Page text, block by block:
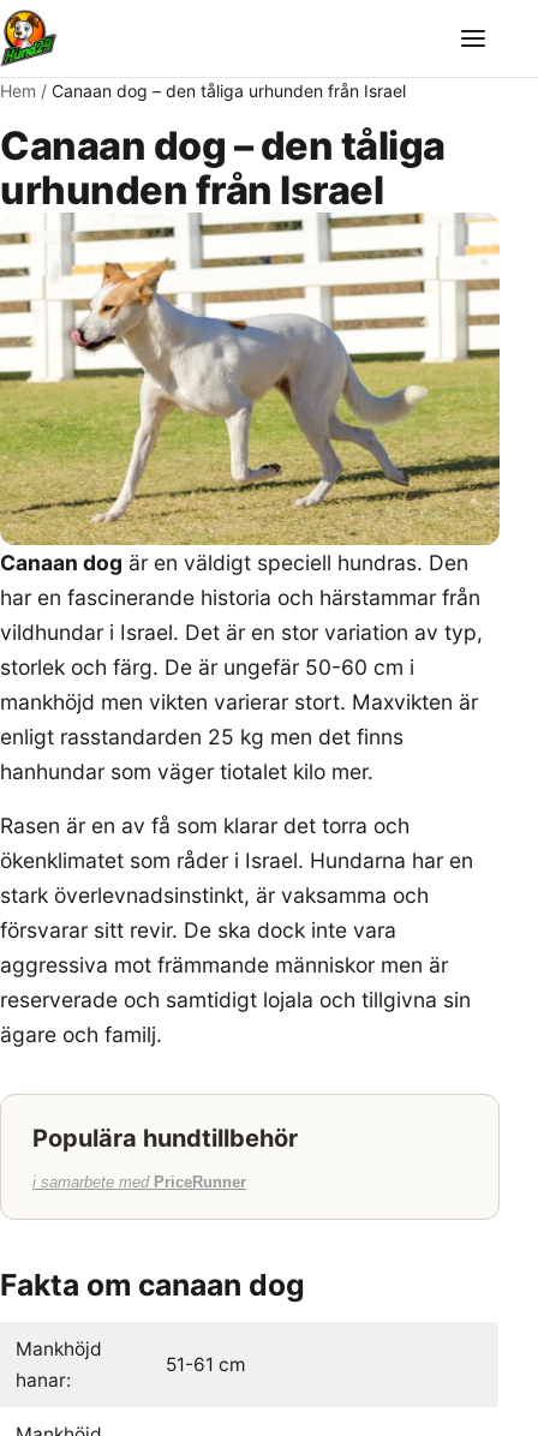
Meny
Hem / Canaan dog – den tåliga urhunden från Israel
Canaan dog – den tåliga
urhunden från Israel
Canaan dog är en väldigt speciell hundras. Den
har en fascinerande historia och härstammar från
vildhundar i Israel. Det är en stor variation av typ,
storlek och färg. De är ungefär 50-60 cm i
mankhöjd men vikten varierar stort. Maxvikten är
enligt rasstandarden 25 kg men det finns
hanhundar som väger tiotalet kilo mer.
Rasen är en av få som klarar det torra och
ökenklimatet som råder i Israel. Hundarna har en
stark överlevnadsinstinkt, är vaksamma och
försvarar sitt revir. De ska dock inte vara
aggressiva mot främmande människor men är
reserverade och samtidigt lojala och tillgivna sin
ägare och familj.
Populära hundtillbehör
i samarbete med PriceRunner
Fakta om canaan dog
Mankhöjd
hanar:
51-61 cm